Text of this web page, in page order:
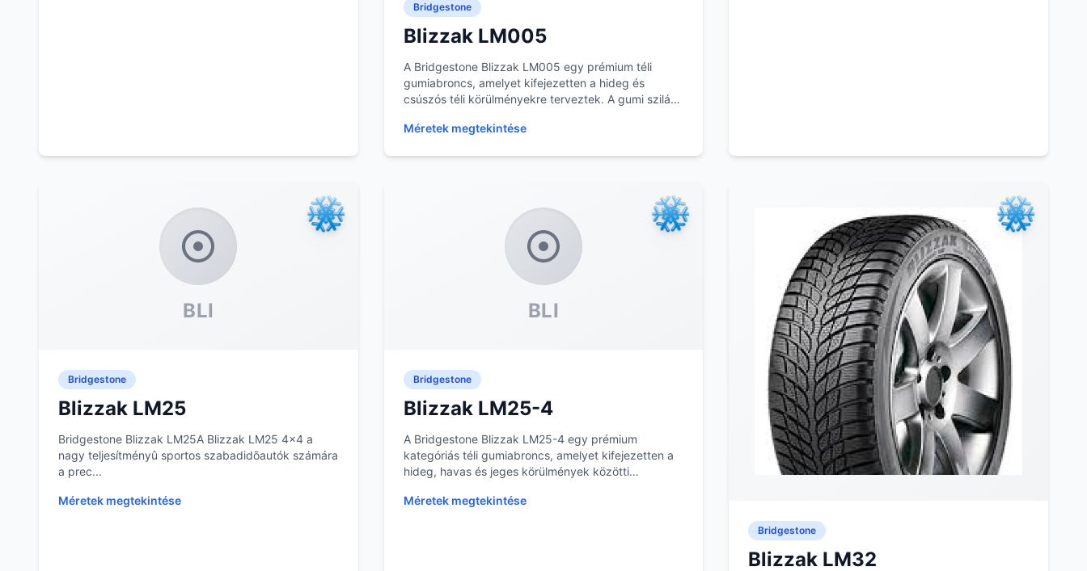
Bridgestone
Blizzak LM005
A Bridgestone Blizzak LM005 egy prémium téli
gumiabroncs, amelyet kifejezetten a hideg és
csúszós téli körülményekre terveztek. A gumi szilárd
Méretek megtekintése
BLI
Bridgestone
Blizzak LM25
Bridgestone Blizzak LM25A Blizzak LM25 4x4 a
nagy teljesítményû sportos szabadidõautók számára
a prec...
Méretek megtekintése
BLI
Bridgestone
Blizzak LM25-4
A Bridgestone Blizzak LM25-4 egy prémium
kategóriás téli gumiabroncs, amelyet kifejezetten a
hideg, havas és jeges körülmények közötti
Méretek megtekintése
Bridgestone
Blizzak LM32